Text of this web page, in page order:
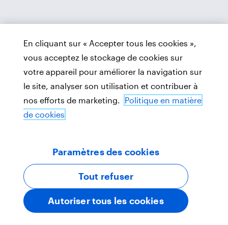
En cliquant sur « Accepter tous les cookies »,
vous acceptez le stockage de cookies sur
votre appareil pour améliorer la navigation sur
le site, analyser son utilisation et contribuer à
nos efforts de marketing. Politique en matière
de cookies
Paramètres des cookies
Tout refuser
Autoriser tous les cookies